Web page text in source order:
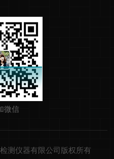
微信
测仪器有限公司版权所有